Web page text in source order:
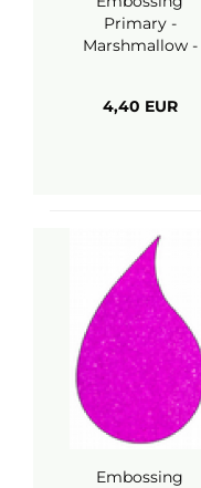
Primary -
Marshmallow -
4,40 EUR
Embossing